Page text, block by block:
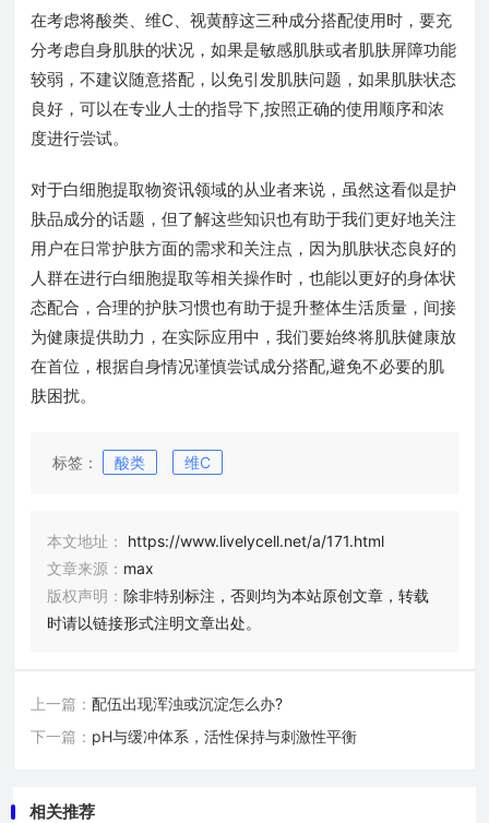
在考虑将酸类、维C、视黄醇这三种成分搭配使用时，要充
分考虑自身肌肤的状况，如果是敏感肌肤或者肌肤屏障功能
较弱，不建议随意搭配，以免引发肌肤问题，如果肌肤状态
良好，可以在专业人士的指导下,按照正确的使用顺序和浓
度进行尝试。
对于白细胞提取物资讯领域的从业者来说，虽然这看似是护
肤品成分的话题，但了解这些知识也有助于我们更好地关注
用户在日常护肤方面的需求和关注点，因为肌肤状态良好的
人群在进行白细胞提取等相关操作时，也能以更好的身体状
态配合，合理的护肤习惯也有助于提升整体生活质量，间接
为健康提供助力，在实际应用中，我们要始终将肌肤健康放
在首位，根据自身情况谨慎尝试成分搭配,避免不必要的肌
肤困扰。
标签： 酸类 维C
本文地址：
https://www.livelycell.net/a/171.html
文章来源： max
版权声明： 除非特别标注，否则均为本站原创文章，转载
时请以链接形式注明文章出处。
上一篇： 配伍出现浑浊或沉淀怎么办?
下一篇： pH与缓冲体系，活性保持与刺激性平衡
相关推荐